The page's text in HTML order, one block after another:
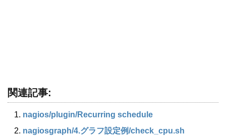
関連記事:
nagios​/plugin​/Recurring schedule
nagiosgraph/4.グラフ設定例/check_cpu.sh